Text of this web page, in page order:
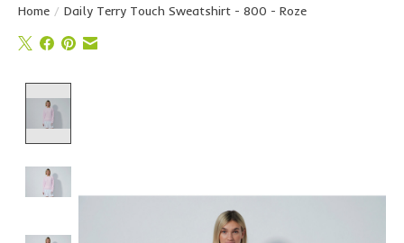
Home / Daily Terry Touch Sweatshirt - 800 - Roze